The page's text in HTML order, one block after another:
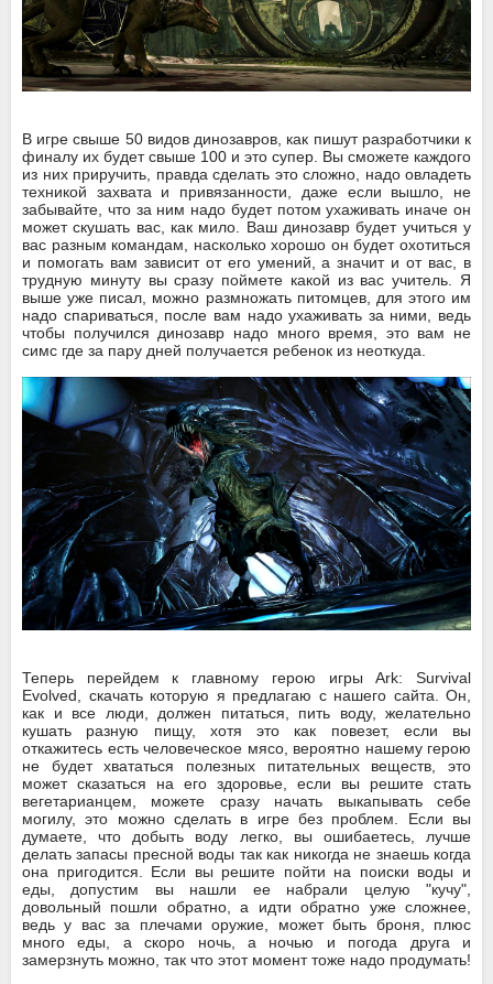
В игре свыше 50 видов динозавров, как пишут разработчики к
финалу их будет свыше 100 и это супер. Вы сможете каждого
из них приручить, правда сделать это сложно, надо овладеть
техникой захвата и привязанности, даже если вышло, не
забывайте, что за ним надо будет потом ухаживать иначе он
может скушать вас, как мило. Ваш динозавр будет учиться у
вас разным командам, насколько хорошо он будет охотиться
и помогать вам зависит от его умений, а значит и от вас, в
трудную минуту вы сразу поймете какой из вас учитель. Я
выше уже писал, можно размножать питомцев, для этого им
надо спариваться, после вам надо ухаживать за ними, ведь
чтобы получился динозавр надо много время, это вам не
симс где за пару дней получается ребенок из неоткуда.
Теперь перейдем к главному герою игры Ark: Survival
Evolved, скачать которую я предлагаю с нашего сайта. Он,
как и все люди, должен питаться, пить воду, желательно
кушать разную пищу, хотя это как повезет, если вы
откажитесь есть человеческое мясо, вероятно нашему герою
не будет хвататься полезных питательных веществ, это
может сказаться на его здоровье, если вы решите стать
вегетарианцем, можете сразу начать выкапывать себе
могилу, это можно сделать в игре без проблем. Если вы
думаете, что добыть воду легко, вы ошибаетесь, лучше
делать запасы пресной воды так как никогда не знаешь когда
она пригодится. Если вы решите пойти на поиски воды и
еды, допустим вы нашли ее набрали целую "кучу",
довольный пошли обратно, а идти обратно уже сложнее,
ведь у вас за плечами оружие, может быть броня, плюс
много еды, а скоро ночь, а ночью и погода друга и
замерзнуть можно, так что этот момент тоже надо продумать!